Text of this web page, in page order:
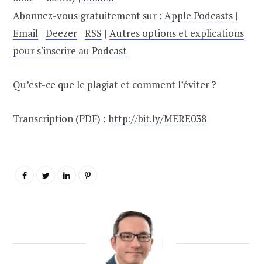
Abonnez-vous gratuitement sur : Apple Podcasts |
Email | Deezer | RSS | Autres options et explications
pour s'inscrire au Podcast
Qu’est-ce que le plagiat et comment l’éviter ?
Transcription (PDF) : http://bit.ly/MERE038